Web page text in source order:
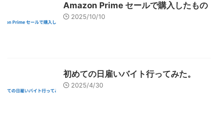
Amazon Prime セールで購入したもの
2025/10/10
初めての日雇いバイト行ってみた。
2025/4/30